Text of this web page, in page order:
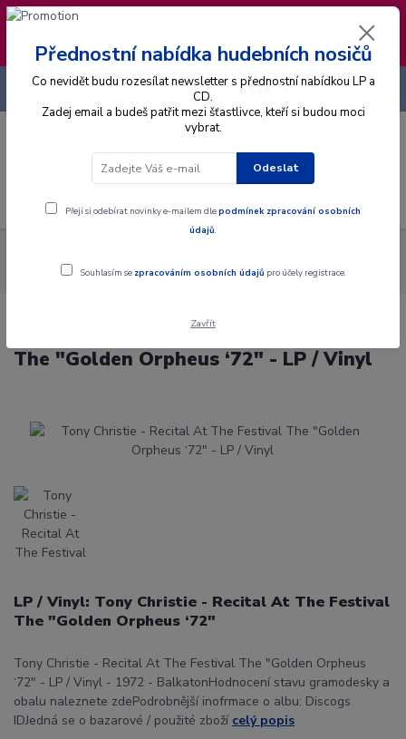
❣️ Od 4.8. do 13.8. čerpám dovolenou. Datum
expedice objednávek se posouvá na pátek
14.8.2026 🐋
CZK
+420 725 736 293
"Golden Orpheus ‘72" - LP / Vinyl
Tony Christie - Recital At The Festival
The "Golden Orpheus ‘72" - LP / Vinyl
LP / Vinyl: Tony Christie - Recital At The Festival
The "Golden Orpheus ‘72"
Tony Christie - Recital At The Festival The "Golden Orpheus
‘72" - LP / Vinyl - 1972 - BalkatonHodnocení stavu gramodesky a
obalu naleznete zdePodrobnější inofrmace o albu: Discogs
IDJedná se o bazarové / použité zboží celý popis
Přednostní nabídka hudebních nosičů
Co nevidět budu rozesílat newsletter s přednostní nabídkou LP a
CD.
Zadej email a budeš patřit mezi šťastlivce, kteří si budou moci
vybrat.
Odeslat
Přeji si odebírat novinky e-mailem dlepodmínek zpracování osobních
údajů.
Souhlasím se zpracováním osobních údajů pro účely registrace.
Zavřít